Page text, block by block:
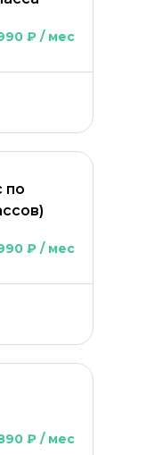
₽ / мес
по
₽ / мес
₽ / мес